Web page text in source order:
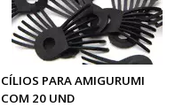
CÍLIOS PARA AMIGURUMI
COM 20 UND